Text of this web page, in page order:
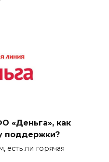
«Деньга», как
поддержки?
есть ли горячая